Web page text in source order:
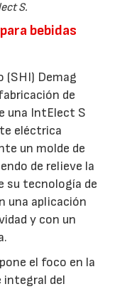
S.
bebidas
(SHI) Demag
de
una IntElect S
eléctrica
un molde de
de relieve la
su tecnología de
una aplicación
y con un
el foco en la
integral del